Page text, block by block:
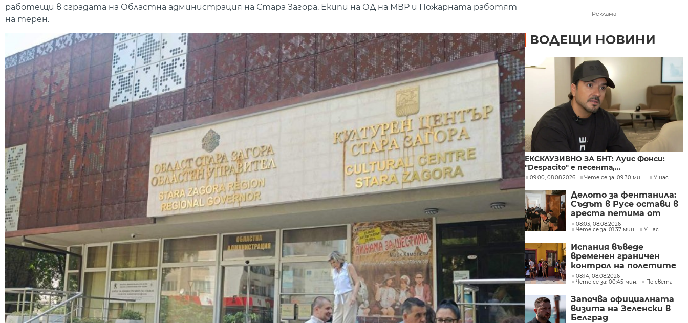
работещи в сградата на Областна администрация на Стара Загора. Екипи на ОД на МВР и Пожарната работят
на терен.
Реклама
ВОДЕЩИ НОВИНИ
ЕКСКЛУЗИВНО ЗА БНТ: Луис Фонси:
"Despacito" е песента,...
09:00, 08.08.2026 Чете се за: 09:30 мин. У нас
Делото за фентанила:
Съдът в Русе остави в
ареста петима от
задържаните
08:03, 08.08.2026
Чете се за: 01:37 мин.
У нас
Испания въведе
временен граничен
контрол на полетите
и корабите
пристигащи от
Италия
08:14, 08.08.2026
Чете се за: 00:45 мин.
По света
Започва официалната
визита на Зеленски в
Белград